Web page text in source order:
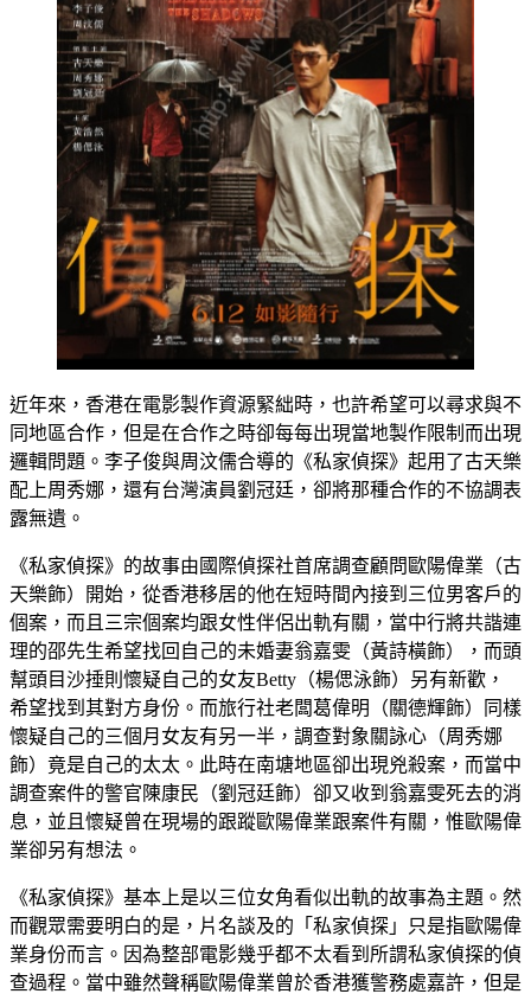
近年來，香港在電影製作資源緊絀時，也許希望可以尋求與不
同地區合作，但是在合作之時卻每每出現當地製作限制而出現
邏輯問題。李子俊與周汶儒合導的《私家偵探》起用了古天樂
配上周秀娜，還有台灣演員劉冠廷，卻將那種合作的不協調表
露無遺。
《私家偵探》的故事由國際偵探社首席調查顧問歐陽偉業（古
天樂飾）開始，從香港移居的他在短時間內接到三位男客戶的
個案，而且三宗個案均跟女性伴侶出軌有關，當中行將共諧連
理的邵先生希望找回自己的未婚妻翁嘉雯（黃詩橫飾），而頭
幫頭目沙捶則懷疑自己的女友Betty（楊偲泳飾）另有新歡，
希望找到其對方身份。而旅行社老闆葛偉明（關德輝飾）同樣
懷疑自己的三個月女友有另一半，調查對象關詠心（周秀娜
飾）竟是自己的太太。此時在南塘地區卻出現兇殺案，而當中
調查案件的警官陳康民（劉冠廷飾）卻又收到翁嘉雯死去的消
息，並且懷疑曾在現場的跟蹤歐陽偉業跟案件有關，惟歐陽偉
業卻另有想法。
《私家偵探》基本上是以三位女角看似出軌的故事為主題。然
而觀眾需要明白的是，片名談及的「私家偵探」只是指歐陽偉
業身份而言。因為整部電影幾乎都不太看到所謂私家偵探的偵
查過程。當中雖然聲稱歐陽偉業曾於香港獲警務處嘉許，但是